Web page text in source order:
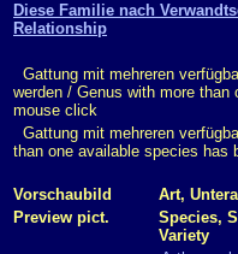
Diese Familie nach
Relationship
Gattung mit mehreren
werden / Genus with more
mouse click
Gattung mit mehreren
than one available species has
Vorschaubild Art,
Preview pict.
Species,
Variety